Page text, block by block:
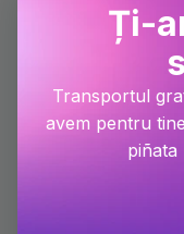
Ți-
Transportul
avem pentru
piñata